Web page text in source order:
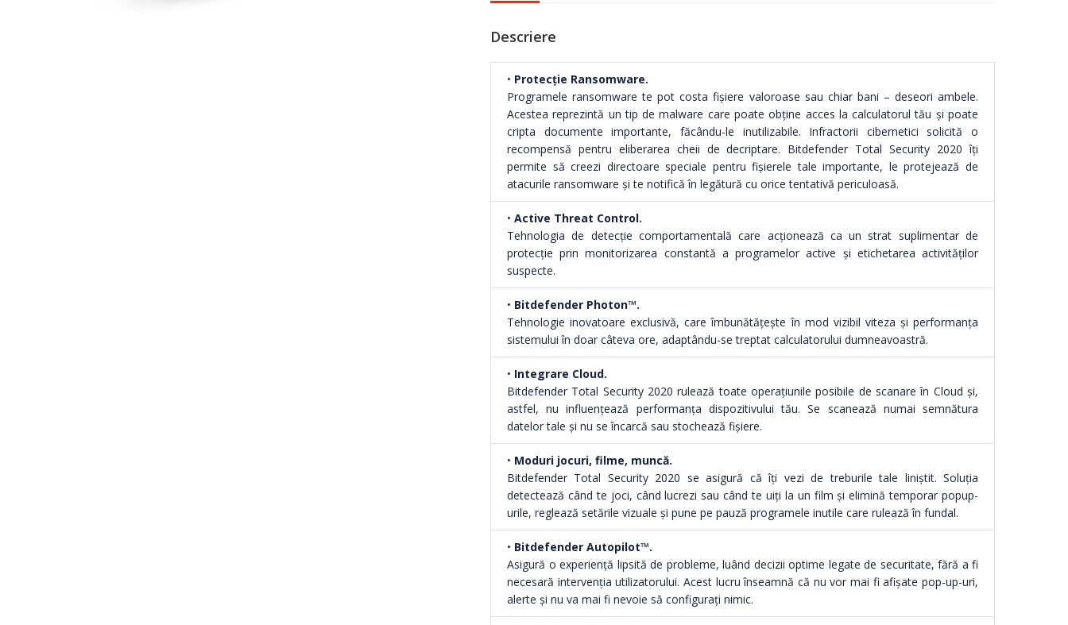
Descriere
• Protecție Ransomware.
Programele ransomware te pot costa fișiere valoroase sau chiar bani – deseori ambele.
Acestea reprezintă un tip de malware care poate obține acces la calculatorul tău și poate
cripta documente importante, făcându-le inutilizabile. Infractorii cibernetici solicită o
recompensă pentru eliberarea cheii de decriptare. Bitdefender Total Security 2020 îți
permite să creezi directoare speciale pentru fișierele tale importante, le protejează de
atacurile ransomware și te notifică în legătură cu orice tentativă periculoasă.
• Active Threat Control.
Tehnologia de detecție comportamentală care acționează ca un strat suplimentar de
protecție prin monitorizarea constantă a programelor active și etichetarea activităților
suspecte.
• Bitdefender Photon™.
Tehnologie inovatoare exclusivă, care îmbunătățește în mod vizibil viteza și performanța
sistemului în doar câteva ore, adaptându-se treptat calculatorului dumneavoastră.
• Integrare Cloud.
Bitdefender Total Security 2020 rulează toate operațiunile posibile de scanare în Cloud și,
astfel, nu influențează performanța dispozitivului tău. Se scanează numai semnătura
datelor tale și nu se încarcă sau stochează fișiere.
• Moduri jocuri, filme, muncă.
Bitdefender Total Security 2020 se asigură că îți vezi de treburile tale liniștit. Soluția
detectează când te joci, când lucrezi sau când te uiți la un film și elimină temporar popup-
urile, reglează setările vizuale și pune pe pauză programele inutile care rulează în fundal.
• Bitdefender Autopilot™.
Asigură o experiență lipsită de probleme, luând decizii optime legate de securitate, fără a fi
necesară intervenția utilizatorului. Acest lucru înseamnă că nu vor mai fi afișate pop-up-uri,
alerte și nu va mai fi nevoie să configurați nimic.